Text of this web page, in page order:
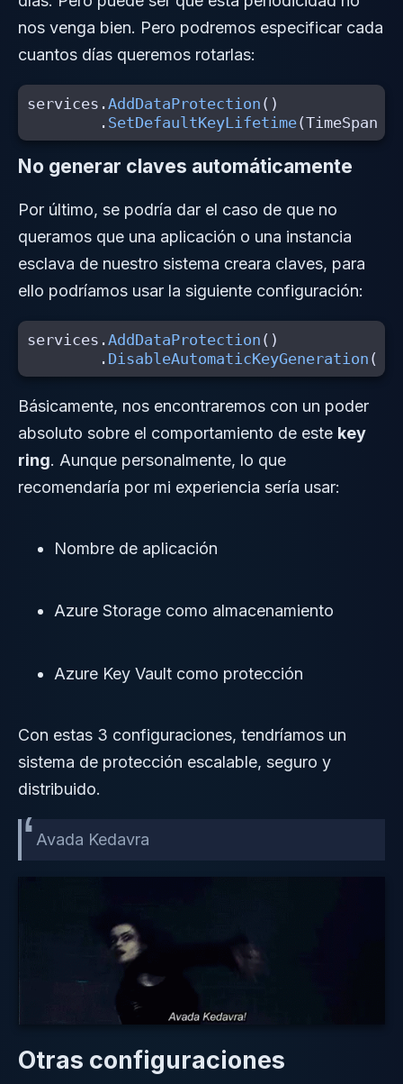
nos venga bien. Pero podremos especificar cada
cuantos días queremos rotarlas:
services .AddDataProtection ()
. SetDefaultKeyLifetime(TimeSpan
No generar claves automáticamente
Por último, se podría dar el caso de que no
queramos que una aplicación o una instancia
esclava de nuestro sistema creara claves, para
ello podríamos usar la siguiente configuración:
services .AddDataProtection ()
. DisableAutomaticKeyGeneration ();
Básicamente, nos encontraremos con un poder
absoluto sobre el comportamiento de este key
ring. Aunque personalmente, lo que
recomendaría por mi experiencia sería usar:
Nombre de aplicación
Azure Storage como almacenamiento
Azure Key Vault como protección
Con estas 3 configuraciones, tendríamos un
sistema de protección escalable, seguro y
distribuido.
Avada Kedavra
Otras configuraciones